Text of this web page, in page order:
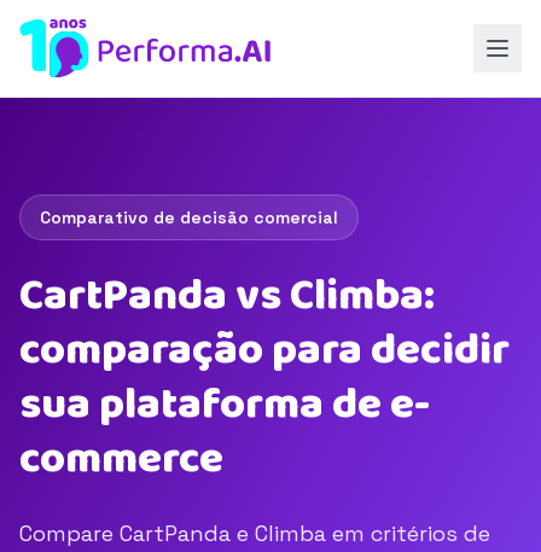
Comparativo de decisão comercial
CartPanda vs Climba:
comparação para decidir
sua plataforma de e-
commerce
Compare CartPanda e Climba em critérios de